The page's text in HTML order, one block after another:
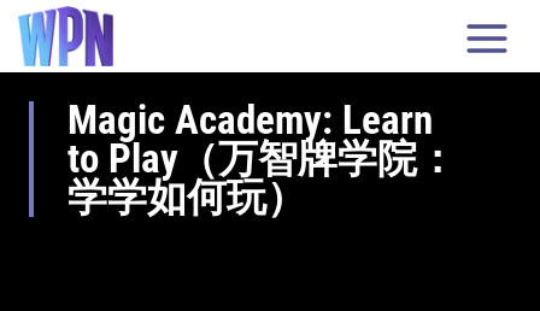
Magic Academy: Learn
to Play（万智牌学院：
学学如何玩）